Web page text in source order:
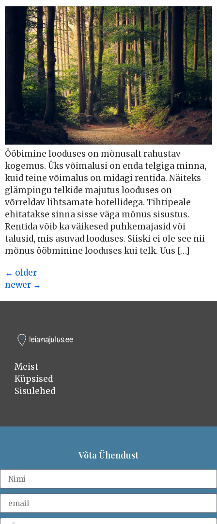
Ööbimine looduses on mõnusalt rahustav
kogemus. Üks võimalusi on enda telgiga minna,
kuid teine võimalus on midagi rentida. Näiteks
glämpingu telkide majutus looduses on
võrreldav lihtsamate hotellidega. Tihtipeale
ehitatakse sinna sisse väga mõnus sisustus.
Rentida võib ka väikesed puhkemajasid või
talusid, mis asuvad looduses. Siiski ei ole see nii
mõnus ööbminine looduses kui telk. Uus […]
← older
newer →
Meist
Küpsised
Sisulehed
Võta Ühendust